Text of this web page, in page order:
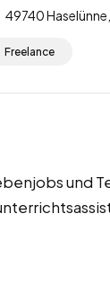
49740
Freelance
und